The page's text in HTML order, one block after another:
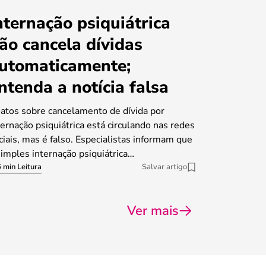
psiquiátrica
cancela dívidas
a notícia falsa
sobre cancelamento de dívida por
psiquiátrica está circulando nas redes
mas é falso. Especialistas informam que
internação psiquiátrica…
min Leitura Salvar artigo
Ver mais